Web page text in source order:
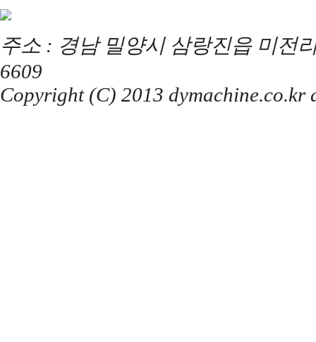
주소 : 경남 밀양시 삼랑진읍 미전
6609
Copyright (C) 2013 dymachine.co.kr